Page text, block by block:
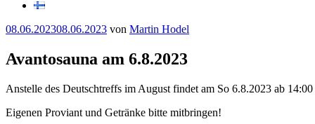
Veröffentlicht
08.06.202308.06.2023 von Martin Hodel
Avantosauna am 6.8.2023
Anstelle des Deutschtreffs im August findet am So 6.8.2023 ab
Eigenen Proviant und Getränke bitte mitbringen!